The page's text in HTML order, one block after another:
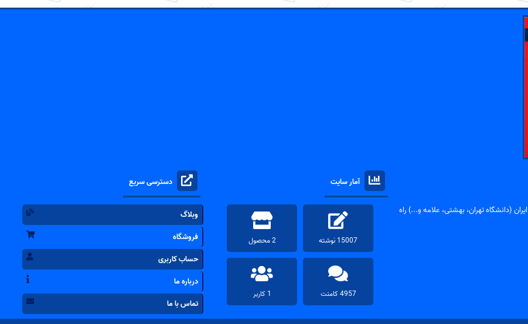
(دانشگاه تهران، بهشتی، علامه و...) راه
آمار سایت
15007 نوشته 2 محصول
4957 کامنت 1 کاربر
دسترسی سریع
وبلاگ
فروشگاه
حساب کاربری
درباره ما
تماس با ما